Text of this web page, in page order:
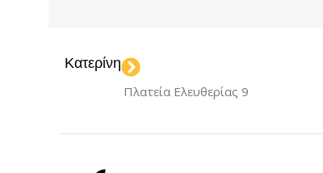
Κατερίνη
Πλατεία Ελευθερίας 9